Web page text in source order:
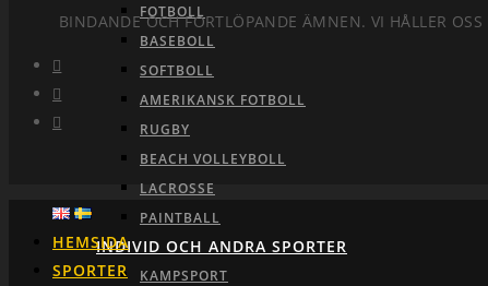
FOTBOLL
BASEBOLL
SOFTBOLL
AMERIKANSK FOTBOLL
RUGBY
BEACH VOLLEYBOLL
LACROSSE
PAINTBALL
INDIVID OCH ANDRA SPORTER
KAMPSPORT
BINDANDE OCH FORTLÖPANDE ÄMNEN. VI HÅLLER
HEMSIDA
SPORTER